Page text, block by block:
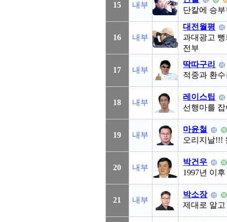
15 내부
단칼에 승
16 내부
대전월평
과대광고
전부
17 내부
딱따구리
적중과 환
18 내부
레이스팁
선행마를
19 내부
마윤철
오리지날!!!
20 내부
박건우
1997년 이
21 내부
박소장
제대로 알